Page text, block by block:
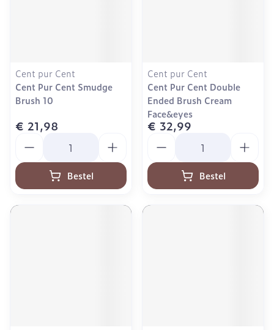
Cent pur Cent
Cent Pur Cent Smudge
Brush 10
€ 21,98
Bestel
Cent pur Cent
Cent Pur Cent Double
Ended Brush Cream
Face&eyes
€ 32,99
Bestel